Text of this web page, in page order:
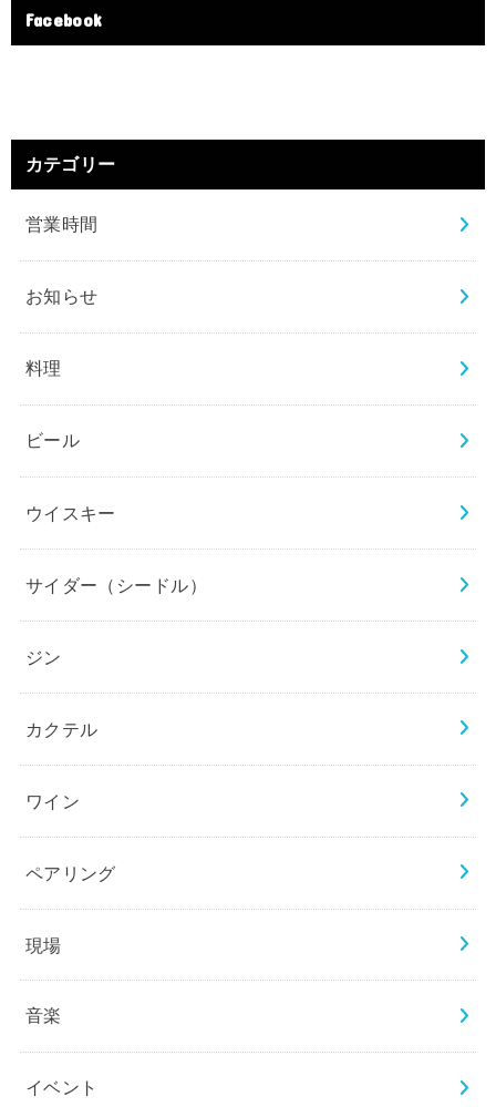
Facebook
カテゴリー
営業時間
お知らせ
料理
ビール
ウイスキー
サイダー（シードル）
ジン
カクテル
ワイン
ペアリング
現場
音楽
イベント